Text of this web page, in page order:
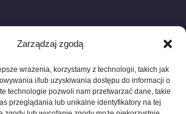
Zarządzaj zgodą
wrażenia, korzystamy z technologii, takich jak
i/lub uzyskiwania dostępu do informacji o
technologie pozwoli nam przetwarzać dane, takie
przeglądania lub unikalne identyfikatory na tej